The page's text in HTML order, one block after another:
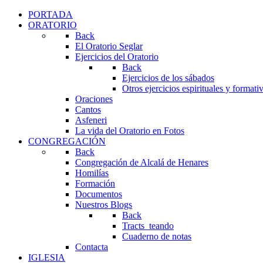
PORTADA
ORATORIO
Back
El Oratorio Seglar
Ejercicios del Oratorio
Back
Ejercicios de los sábados
Otros ejercicios espirituales y
Oraciones
Cantos
Asfeneri
La vida del Oratorio en Fotos
CONGREGACIÓN
Back
Congregación de Alcalá de Henares
Homilías
Formación
Documentos
Nuestros Blogs
Back
Tracts_teando
Cuaderno de notas
Contacta
IGLESIA